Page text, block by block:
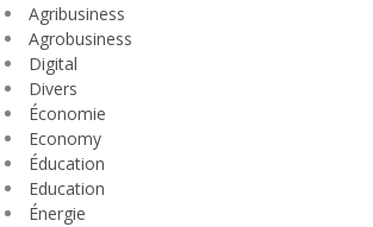
Agribusiness
Agrobusiness
Digital
Divers
Économie
Economy
Éducation
Education
Énergie